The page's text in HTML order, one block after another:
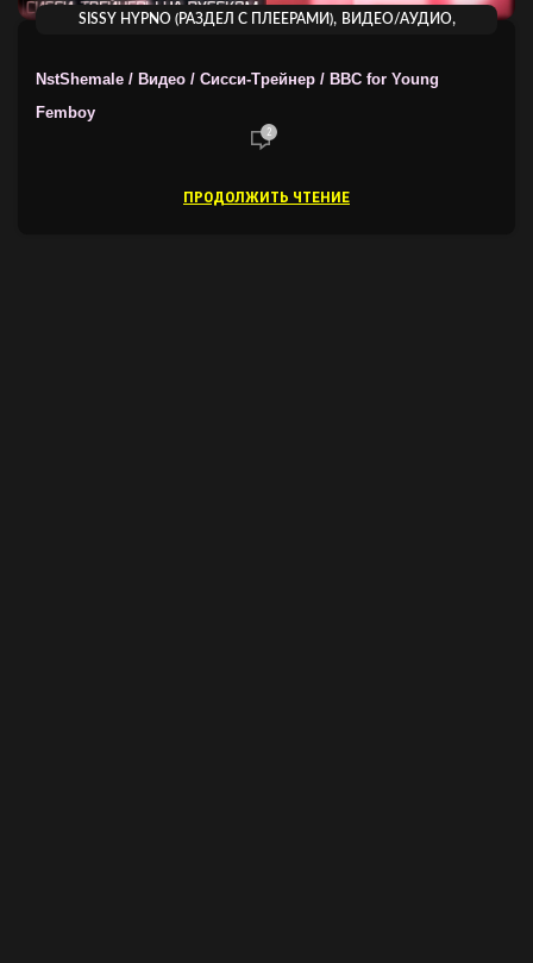
SISSY HYPNO (РАЗДЕЛ С ПЛЕЕРАМИ), ВИДЕО/АУДИО,
NstShemale / Видео / Сисси-Трейнер / BBC for Young
Femboy
2
ПРОДОЛЖИТЬ ЧТЕНИЕ